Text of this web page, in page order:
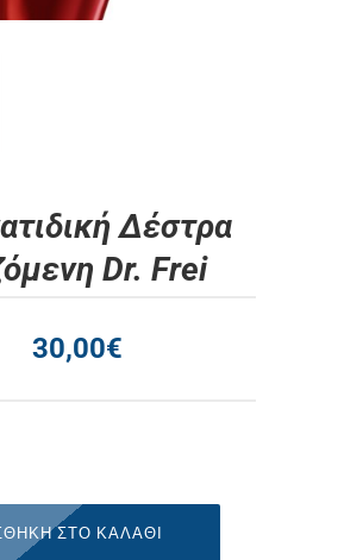
Δέστρα
Dr. Frei
30,00€
ΣΤΟ ΚΑΛΆΘΙ